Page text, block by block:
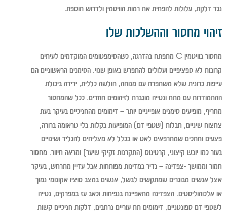
נגד דלקת, עלולות להפחית את רמות הוויטמין ולדרוש תוספת.
זיהוי מחסור וההשלכות שלו
מחסור בוויטמין C מתפתח בהדרגה, כשהסימפטומים המוקדמים לעיתים
קרובות לא ספציפיים ועלולים להתפרש באופן שגוי. הסימנים הראשוניים הם
עייפות כרונית שלא משתפרת עם מנוחה, חולשה כללית, ירידה ביכולת
ההתמודדות עם מתח ונטייה מוגברת לזיהומים חוזרים. ככל שהמחסור
מחריף, מופיעים סימנים אופייניים יותר – דימומים מהחניכיים בעיקר בעת
צחצוח שיניים, חבלות (שטפי דם) המופיעות בקלות בלי טראומה ברורה,
פצעים וחתכים שמתרפאים לאט או בכלל לא מצליחים להגליד ושינויים
בעור כמו יובש קיצוני, קרטינוס (התקרנות זקיקי שיער) ומראה חיוור. מחסור
חמור וממושך -צפדינה – נדיר במדינות מפותחות אבל עדיין מתרחש, בעיקר
אצל אנשים מבוגרים שמתקשים לבשל, אנשים במצב סוציו אקונומי נמוך
או אלכוהוליסטים. הצפדינה מתאפיינת בנפיחות וכאב עז במפרקים, נטייה
לשטפי דם ספונטניים, דימומים תת עוריים נרחבים, דלקות חניכיים קשות